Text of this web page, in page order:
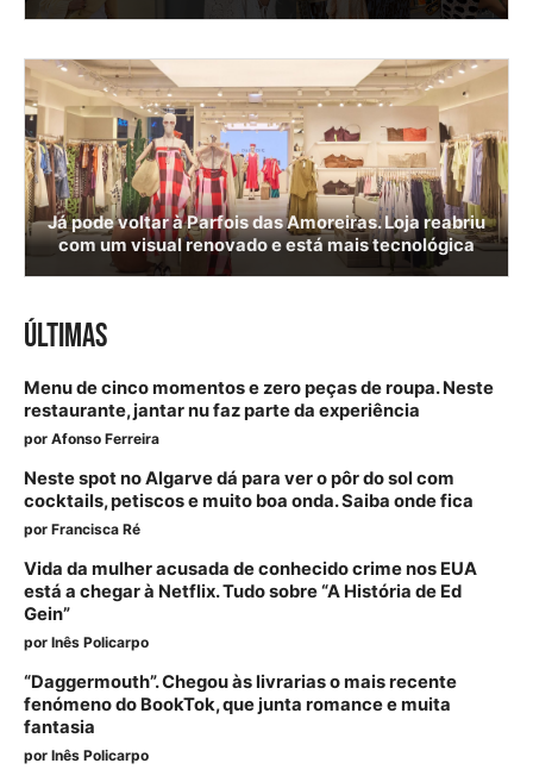
Já pode voltar à Parfois das Amoreiras. Loja reabriu
com um visual renovado e está mais tecnológica
ÚLTIMAS
Menu de cinco momentos e zero peças de roupa. Neste
restaurante, jantar nu faz parte da experiência
por Afonso Ferreira
Neste spot no Algarve dá para ver o pôr do sol com
cocktails, petiscos e muito boa onda. Saiba onde fica
por Francisca Ré
Vida da mulher acusada de conhecido crime nos EUA
está a chegar à Netflix. Tudo sobre “A História de Ed
Gein”
por Inês Policarpo
“Daggermouth”. Chegou às livrarias o mais recente
fenómeno do BookTok, que junta romance e muita
fantasia
por Inês Policarpo